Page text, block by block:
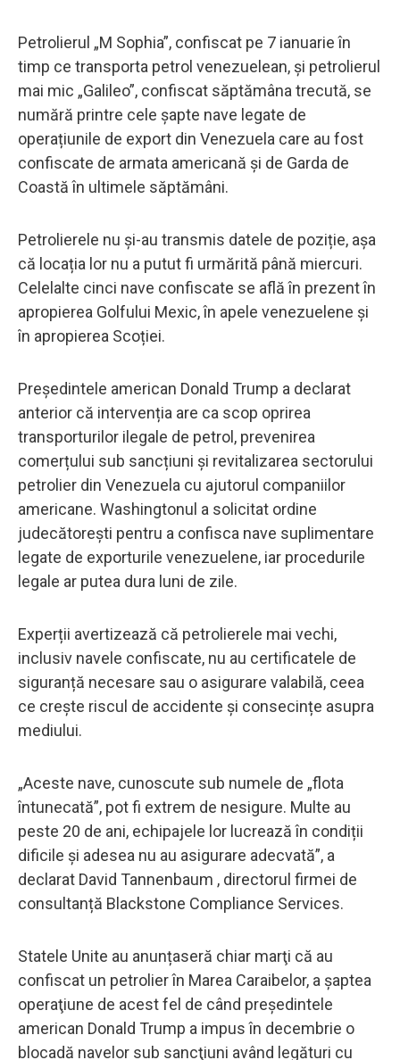
Petrolierul „M Sophia”, confiscat pe 7 ianuarie în
timp ce transporta petrol venezuelean, și petrolierul
mai mic „Galileo”, confiscat săptămâna trecută, se
numără printre cele șapte nave legate de
operațiunile de export din Venezuela care au fost
confiscate de armata americană și de Garda de
Coastă în ultimele săptămâni.
Petrolierele nu și-au transmis datele de poziție, așa
că locația lor nu a putut fi urmărită până miercuri.
Celelalte cinci nave confiscate se află în prezent în
apropierea Golfului Mexic, în apele venezuelene și
în apropierea Scoției.
Președintele american Donald Trump a declarat
anterior că intervenția are ca scop oprirea
transporturilor ilegale de petrol, prevenirea
comerțului sub sancțiuni și revitalizarea sectorului
petrolier din Venezuela cu ajutorul companiilor
americane. Washingtonul a solicitat ordine
judecătorești pentru a confisca nave suplimentare
legate de exporturile venezuelene, iar procedurile
legale ar putea dura luni de zile.
Experții avertizează că petrolierele mai vechi,
inclusiv navele confiscate, nu au certificatele de
siguranță necesare sau o asigurare valabilă, ceea
ce crește riscul de accidente și consecințe asupra
mediului.
„Aceste nave, cunoscute sub numele de „flota
întunecată”, pot fi extrem de nesigure. Multe au
peste 20 de ani, echipajele lor lucrează în condiții
dificile și adesea nu au asigurare adecvată”, a
declarat David Tannenbaum , directorul firmei de
consultanță Blackstone Compliance Services.
Statele Unite au anunțaseră chiar marţi că au
confiscat un petrolier în Marea Caraibelor, a şaptea
operaţiune de acest fel de când preşedintele
american Donald Trump a impus în decembrie o
blocadă navelor sub sancţiuni având legături cu